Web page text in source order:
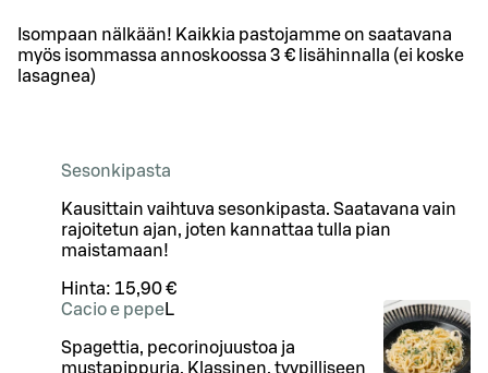
Isompaan nälkään! Kaikkia pastojamme on saatavana
myös isommassa annoskoossa 3 € lisähinnalla (ei koske
lasagnea)
Sesonkipasta
Kausittain vaihtuva sesonkipasta. Saatavana vain
rajoitetun ajan, joten kannattaa tulla pian
maistamaan!
Hinta: 15,90 €
Cacio e pepeL
Spagettia, pecorinojuustoa ja
mustapippuria. Klassinen, tyypilliseen